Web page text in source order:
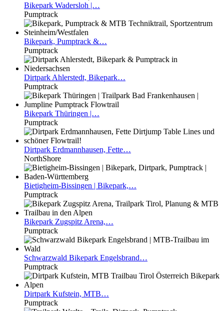
Bikepark Wadersloh |…
Pumptrack
Bikepark, Pumptrack &…
Pumptrack
Dirtpark Ahlerstedt, Bikepark…
Pumptrack
Bikepark Thüringen |…
Pumptrack
Dirtpark Erdmannhausen, Fette…
NorthShore
Bietigheim-Bissingen | Bikepark,…
Pumptrack
Bikepark Zugspitz Arena,…
Pumptrack
Schwarzwald Bikepark Engelsbrand…
Pumptrack
Dirtpark Kufstein, MTB…
Pumptrack